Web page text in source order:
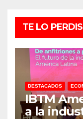
TE LO
DESTACADOS
IBTM
a la